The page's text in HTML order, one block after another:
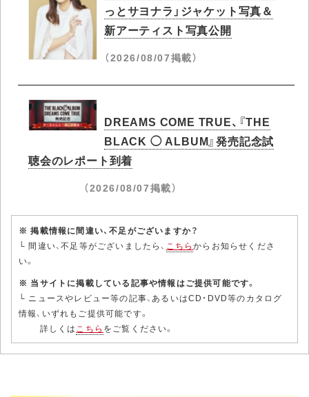
っとサヨナラ」ジャケット写真＆
新アーティスト写真公開
（2026/08/07掲載）
DREAMS COME TRUE、『THE
BLACK ◯ ALBUM』発売記念試
聴会のレポート到着
（2026/08/07掲載）
※ 掲載情報に間違い、不足がございますか？
└ 間違い、不足等がございましたら、 こちらからお知らせくださ
い。
※ 当サイトに掲載している記事や情報はご提供可能です。
└ ニュースやレビュー等の記事、あるいはCD・DVD等のカタログ
情報、いずれもご提供可能です。
詳しくはこちら をご覧ください。